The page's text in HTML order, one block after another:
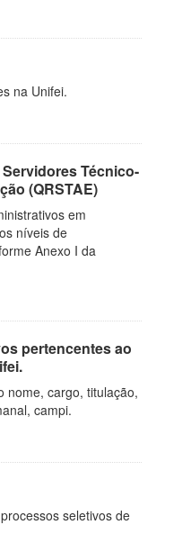
na Unifei.
Técnico-
(QRSTAE)
em
níveis de
Anexo I da
pertencentes ao
nome, cargo, titulação,
campi.
seletivos de